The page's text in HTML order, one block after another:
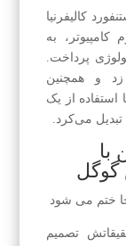
استنفورد کالیفرنیا
به
پرداخت.
و همچنین
استفاده از یک
تبدیل می‌کرد.
با
گوگل
تصمیم